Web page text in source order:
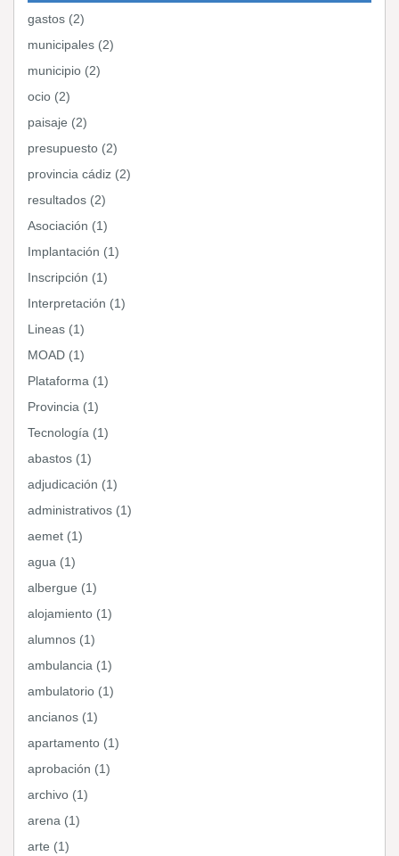
gastos (2)
municipales (2)
municipio (2)
ocio (2)
paisaje (2)
presupuesto (2)
provincia cádiz (2)
resultados (2)
Asociación (1)
Implantación (1)
Inscripción (1)
Interpretación (1)
Lineas (1)
MOAD (1)
Plataforma (1)
Provincia (1)
Tecnología (1)
abastos (1)
adjudicación (1)
administrativos (1)
aemet (1)
agua (1)
albergue (1)
alojamiento (1)
alumnos (1)
ambulancia (1)
ambulatorio (1)
ancianos (1)
apartamento (1)
aprobación (1)
archivo (1)
arena (1)
arte (1)